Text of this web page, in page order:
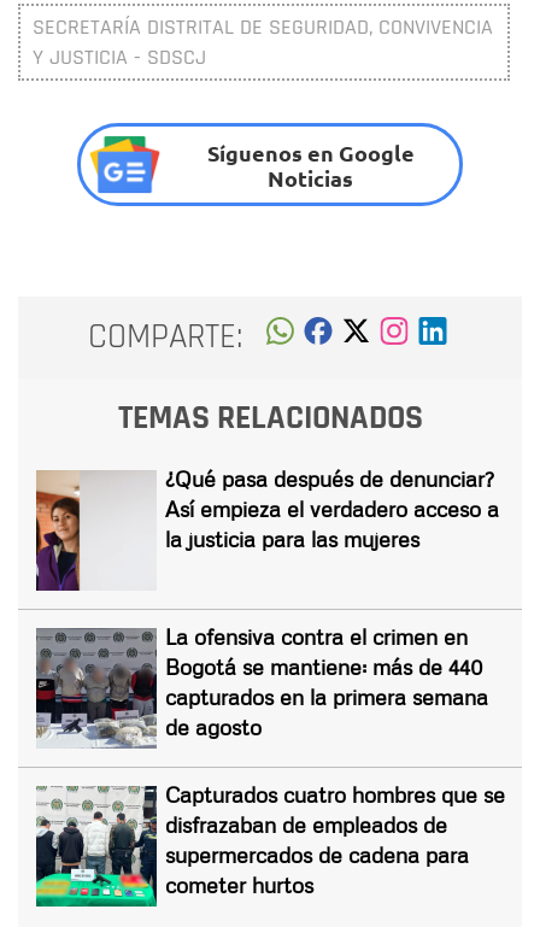
SECRETARÍA DISTRITAL DE SEGURIDAD, CONVIVENCIA
Y JUSTICIA - SDSCJ
Síguenos en Google
Noticias
COMPARTE:
TEMAS RELACIONADOS
¿Qué pasa después de denunciar?
Así empieza el verdadero acceso a
la justicia para las mujeres
La ofensiva contra el crimen en
Bogotá se mantiene: más de 440
capturados en la primera semana
de agosto
Capturados cuatro hombres que se
disfrazaban de empleados de
supermercados de cadena para
cometer hurtos